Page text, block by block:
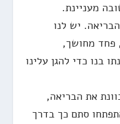
מעניינת.
יש לנו
פחד מחושך,
בנו כדי להגן עלינו
את הבריאה,
סתם כך בדרך